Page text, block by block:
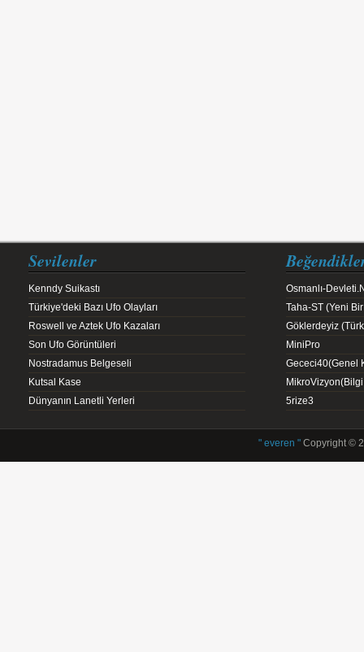
Sevilenler
Kenndy Suikastı
Türkiye'deki Bazı Ufo Olayları
Roswell ve Aztek Ufo Kazaları
Son Ufo Görüntüleri
Nostradamus Belgeseli
Kutsal Kase
Dünyanın Lanetli Yerleri
Osmanlı-
Taha-ST (Yeni
Göklerdeyiz
MiniPro
Gececi40(Genel
5rize3
" everen "Copyright ©